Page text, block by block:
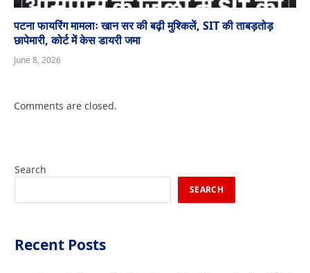
पटना फायरिंग मामलाः खान सर की बढ़ी मुश्किलें, SIT की ताबड़तोड़
छापेमारी, कोर्ट में केस डायरी जमा
June 8, 2026
Comments are closed.
Search
SEARCH
Recent Posts